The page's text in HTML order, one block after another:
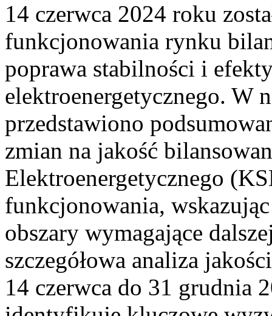
14 czerwca 2024 roku
funkcjonowania rynku
poprawa stabilności i
elektroenergetycznego. W
przedstawiono
zmian na jakość
Elektroenergetycznego
funkcjonowania,
obszary wymagające
szczegółowa analiza
14 czerwca do 31 grudnia